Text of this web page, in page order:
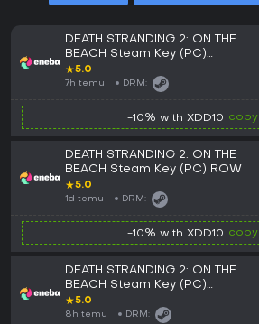
DEATH STRANDING 2: ON THE
BEACH Steam Key (PC)
EUROPE
★5.0
7h temu DRM:
-10% with XDD10 copy
DEATH STRANDING 2: ON THE
BEACH Steam Key (PC) ROW
★5.0
1d temu DRM:
-10% with XDD10 copy
DEATH STRANDING 2: ON THE
BEACH Steam Key (PC)
GLOBAL
★5.0
8h temu DRM: